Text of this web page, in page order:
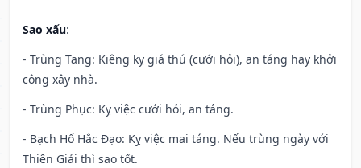
Sao xấu:
- Trùng Tang: Kiêng kỵ giá thú (cưới hỏi), an táng hay khởi
công xây nhà.
- Trùng Phục: Kỵ việc cưới hỏi, an táng.
- Bạch Hổ Hắc Đạo: Kỵ việc mai táng. Nếu trùng ngày với
Thiên Giải thì sao tốt.